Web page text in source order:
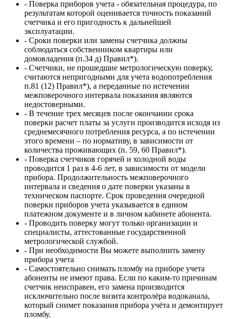
- Поверка приборов учета - обязательная процедура, по
результатам которой оценивается точность показаний
счетчика и его пригодность к дальнейшей
эксплуатации.
- Сроки поверки или замены счетчика должны
соблюдаться собственником квартиры или
домовладения (п.34 д) Правил*).
- Счетчики, не прошедшие метрологическую поверку,
считаются непригодными для учета водопотребления
п.81 (12) Правил*), а переданные по истечении
межповерочного интервала показания являются
недостоверными.
- В течение трех месяцев после окончании срока
поверки расчет платы за услуги производится исходя из
среднемесячного потребления ресурса, а по истечении
этого времени – по нормативу, в зависимости от
количества проживающих (п. 59, 60 Правил*).
- Поверка счетчиков горячей и холодной воды
проводится 1 раз в 4-6 лет, в зависимости от модели
прибора. Продолжительность межповерочного
интервала и сведения о дате поверки указаны в
техническом паспорте. Срок проведения очередной
поверки приборов учета указывается в едином
платежном документе и в личном кабинете абонента.
- Проводить поверку могут только организации и
специалисты, аттестованные государственной
метрологической службой.
- При необходимости Вы можете выполнить замену
прибора учета
- Самостоятельно снимать пломбу на приборе учета
абоненты не имеют права. Если по каким-то причинам
счетчик неисправен, его замена производится
исключительно после визита контролёра водоканала,
который снимет показания прибора учёта и демонтирует
пломбу.